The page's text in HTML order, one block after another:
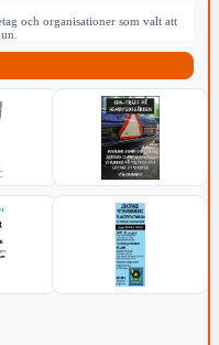
och organisationer som valt att